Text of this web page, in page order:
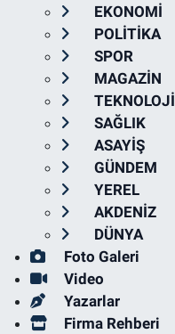
EKONOMİ
POLİTİKA
SPOR
MAGAZİN
TEKNOLOJİ
SAĞLIK
ASAYİŞ
GÜNDEM
YEREL
AKDENİZ
DÜNYA
Foto Galeri
Video
Yazarlar
Firma Rehberi